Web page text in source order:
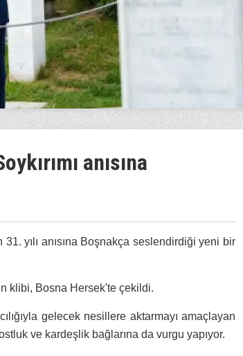
anısına
31. yılı anısına Boşnakça seslendirdiği yeni bir
klibi, Bosna Hersek'te çekildi.
gelecek nesillere aktarmayı amaçlayan
ve kardeşlik bağlarına da vurgu yapıyor.